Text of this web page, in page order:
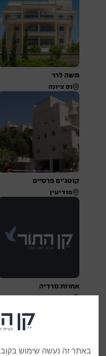
משה לרר
נס ציונה
קוטג׳ים פרטיים
מודיעין
אחוזת נורדיה
גנות הדר